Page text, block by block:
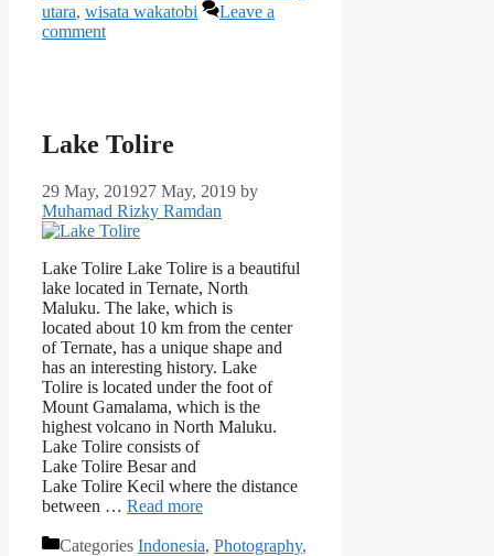
utara, wisata wakatobi
Leave a
comment
Lake Tolire
29 May, 201927 May, 2019 by
Muhamad Rizky Ramdan
Lake Tolire Lake Tolire is a beautiful
lake located in Ternate, North
Maluku. The lake, which is
located about 10 km from the center
of Ternate, has a unique shape and
has an interesting history. Lake
Tolire is located under the foot of
Mount Gamalama, which is the
highest volcano in North Maluku.
Lake Tolire consists of
Lake Tolire Besar and
Lake Tolire Kecil where the distance
between … Read more
Categories Indonesia, Photography,